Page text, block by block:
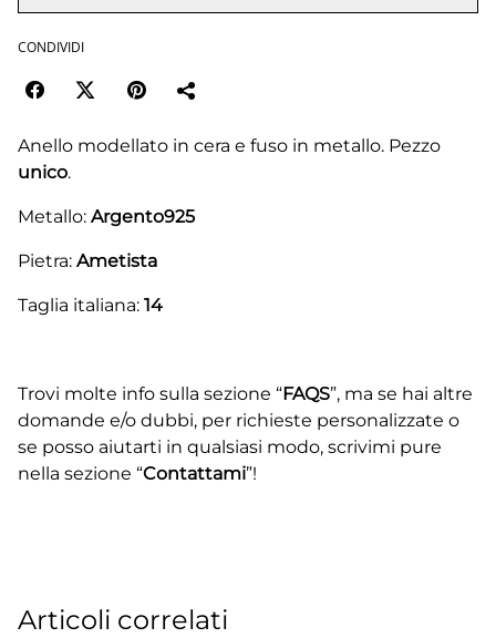
CONDIVIDI
Anello modellato in cera e fuso in metallo. Pezzo
unico.
Metallo: Argento925
Pietra: Ametista
Taglia italiana: 14
Trovi molte info sulla sezione “FAQS”, ma se hai altre
domande e/o dubbi, per richieste personalizzate o
se posso aiutarti in qualsiasi modo, scrivimi pure
nella sezione “Contattami”!
Articoli correlati